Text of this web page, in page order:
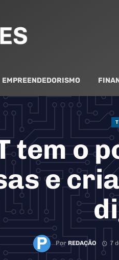
EMPREENDEDORISMO
tem o
e
Por REDAÇÃO 7